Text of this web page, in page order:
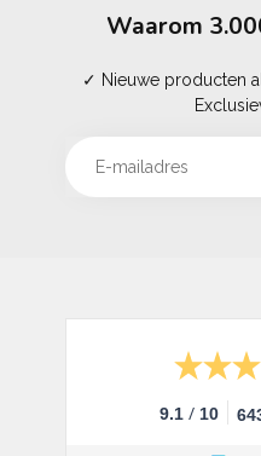
Waarom
✓ Nieuwe producten
9.1 / 10